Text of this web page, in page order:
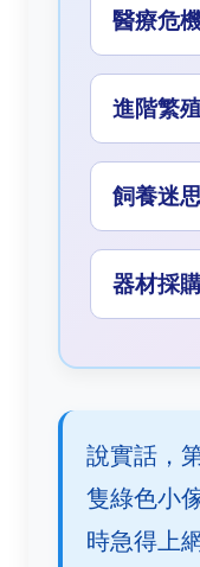
醫療危
進階繁
飼養迷
器材採
說實話，
隻綠色小
時急得上